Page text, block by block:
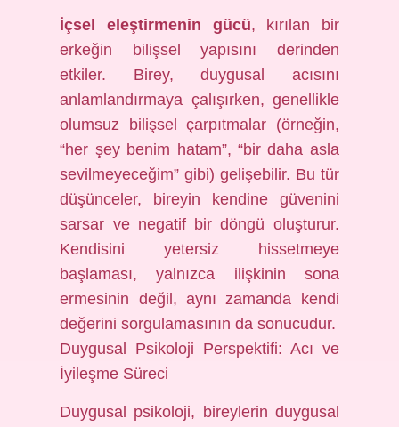
İçsel eleştirmenin gücü, kırılan bir
erkeğin bilişsel yapısını derinden
etkiler. Birey, duygusal acısını
anlamlandırmaya çalışırken, genellikle
olumsuz bilişsel çarpıtmalar (örneğin,
“her şey benim hatam”, “bir daha asla
sevilmeyeceğim” gibi) gelişebilir. Bu tür
düşünceler, bireyin kendine güvenini
sarsar ve negatif bir döngü oluşturur.
Kendisini yetersiz hissetmeye
başlaması, yalnızca ilişkinin sona
ermesinin değil, aynı zamanda kendi
değerini sorgulamasının da sonucudur.
Duygusal Psikoloji Perspektifi: Acı ve
İyileşme Süreci
Duygusal psikoloji, bireylerin duygusal